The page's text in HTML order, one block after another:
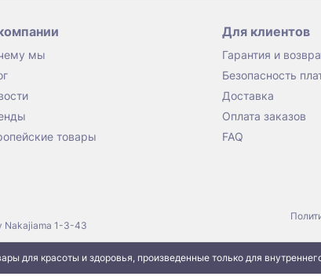
мы
товары
Для клиентов
Гарантия и
Безопасность
Доставка
Оплата заказов
FAQ
Nakajiama 1-3-43
для красоты и здоровья, произведенные только для